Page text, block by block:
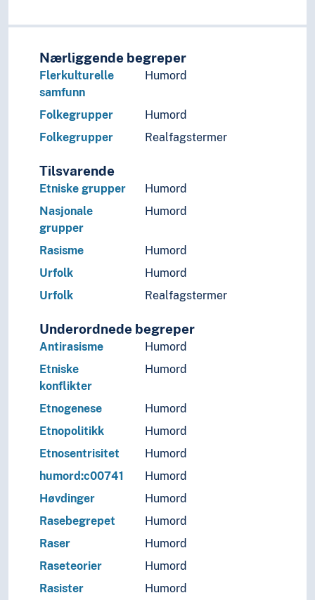
Nærliggende begreper
Flerkulturelle
samfunn
Humord
Folkegrupper
Humord
Folkegrupper
Realfagstermer
Tilsvarende
Etniske grupper
Humord
Nasjonale
grupper
Humord
Rasisme
Humord
Urfolk
Humord
Urfolk
Realfagstermer
Underordnede begreper
Antirasisme
Humord
Etniske
konflikter
Humord
Etnogenese
Humord
Etnopolitikk
Humord
Etnosentrisitet
Humord
humord:c00741
Humord
Høvdinger
Humord
Rasebegrepet
Humord
Raser
Humord
Raseteorier
Humord
Rasister
Humord